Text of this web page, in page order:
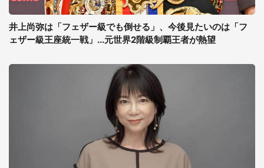
井上尚弥は「フェザー級でも倒せる」、今後見たいのは「フ
ェザー級王座統一戦」...元世界2階級制覇王者が熱望